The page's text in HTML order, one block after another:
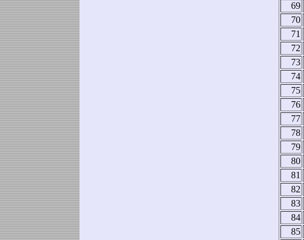
69
70
71
72
73
74
75
76
77
78
79
80
81
82
83
84
85